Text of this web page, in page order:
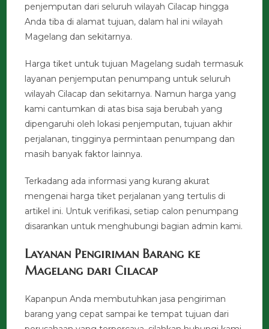
penjemputan dari seluruh wilayah Cilacap hingga
Anda tiba di alamat tujuan, dalam hal ini wilayah
Magelang dan sekitarnya.
Harga tiket untuk tujuan Magelang sudah termasuk
layanan penjemputan penumpang untuk seluruh
wilayah Cilacap dan sekitarnya. Namun harga yang
kami cantumkan di atas bisa saja berubah yang
dipengaruhi oleh lokasi penjemputan, tujuan akhir
perjalanan, tingginya permintaan penumpang dan
masih banyak faktor lainnya.
Terkadang ada informasi yang kurang akurat
mengenai harga tiket perjalanan yang tertulis di
artikel ini. Untuk verifikasi, setiap calon penumpang
disarankan untuk menghubungi bagian admin kami.
Layanan Pengiriman Barang ke
Magelang dari Cilacap
Kapanpun Anda membutuhkan jasa pengiriman
barang yang cepat sampai ke tempat tujuan dari